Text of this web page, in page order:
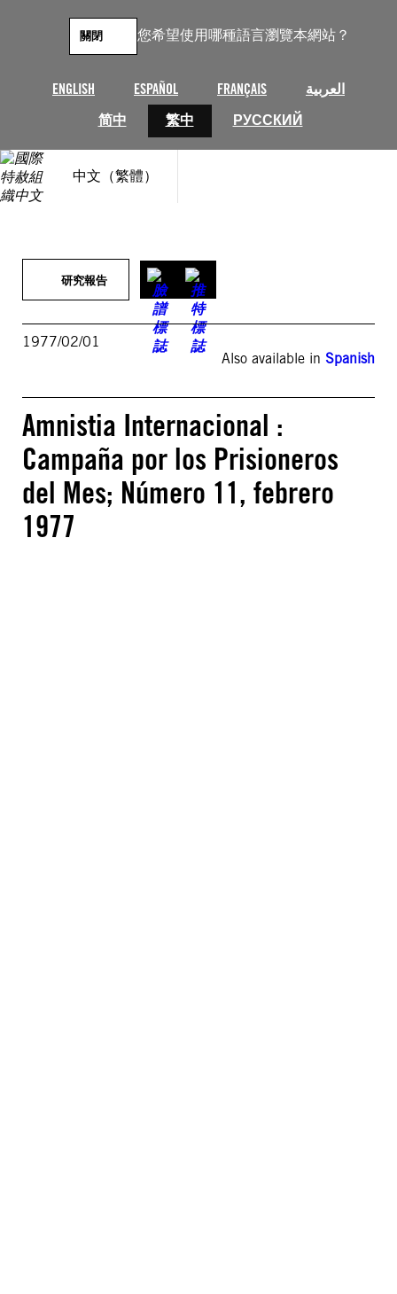
您希望使用哪種語言瀏覽本網站？
ENGLISH ESPAÑOL FRANÇAIS
العربية
简中
繁中 РУССКИЙ
關閉
中文（繁體）
研究報告
1977/02/01
Also available in Spanish
Amnistia Internacional :
Campaña por los Prisioneros
del Mes; Número 11, febrero
1977